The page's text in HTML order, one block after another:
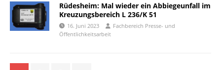
Rüdesheim: Mal wieder ein Abbiegeunfall im
Kreuzungsbereich L 236/K 51
16. Juni 2023
Fachbereich Presse- und
Öffentlichkeitsarbeit